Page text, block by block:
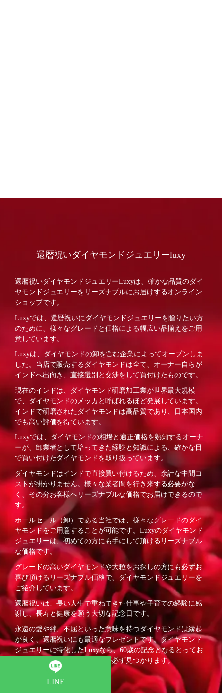
還暦祝いダイヤモンドジュエリーluxy
還暦祝いダイヤモンドジュエリーLuxyは、確かな品質のダイ
ヤモンドジュエリーをリーズナブルにお届けするオンライン
ショップです。
Luxyでは、還暦祝いにダイヤモンドジュエリーを贈りたい方
のために、様々なグレードと価格による幅広い品揃えをご用
意しています。
Luxyは、ダイヤモンドの卸を営む企業によってオープンしま
した。当店で販売するダイヤモンドは全て、オーナー自らが
インドへ出向き、直接選別と交渉をして買付けたものです。
現在のインドは、ダイヤモンド研磨加工業が世界最大規模
で、ダイヤモンドのメッカと呼ばれるほど発展しています。
インドで研磨されたダイヤモンドは高品質であり、日本国内
でも高い評価を得ています。
Luxyでは、ダイヤモンドの相場と適正価格を熟知するオーナ
ーが、卸業者として培ってきた経験と知識による、確かな目
で買い付けたダイヤモンドを取り扱っています。
ダイヤモンドはインドで直接買い付けるため、余計な中間コ
ストが掛かりません。様々な業者間を行き来する必要がな
く、その分お客様へリーズナブルな価格でお届けできるので
す。
ホールセール（卸）である当社では、様々なグレードのダイ
ヤモンドをご用意することが可能です。Luxyのダイヤモンド
ジュエリーは、初めての方にも手にして頂けるリーズナブル
な価格です。
グレードの高いダイヤモンドや大粒をお探しの方にも必ずお
喜び頂けるリーズナブル価格で、ダイヤモンドジュエリーを
ご紹介しています。
還暦祝いは、長い人生で重ねてきた仕事や子育ての経験に感
謝し、長寿と健康を願う大切な記念日です。
永遠の愛や絆、不屈といった意味を持つダイヤモンドは縁起
が良く、還暦祝いにも最適なプレゼントです。ダイヤモンド
ジュエリーに特化したLuxyなら、60歳の記念となるとってお
きのダイヤモンドジュエリーが必ず見つかります。
LINE